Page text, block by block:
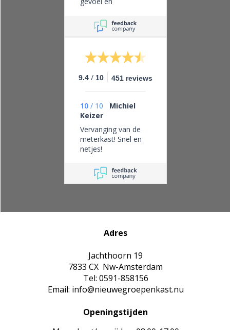
bedrijf, eerlijk zaken
doen en leveren wat
je belooft.
9.4 / 10 451 reviews
10 / 10
Michiel
Keizer
Vervanging van de
meterkast! Snel en
netjes!
Adres
Jachthoorn 19
7833 CX Nw-Amsterdam
Tel: 0591-858156
Email: info@nieuwegroepenkast.nu
Openingstijden